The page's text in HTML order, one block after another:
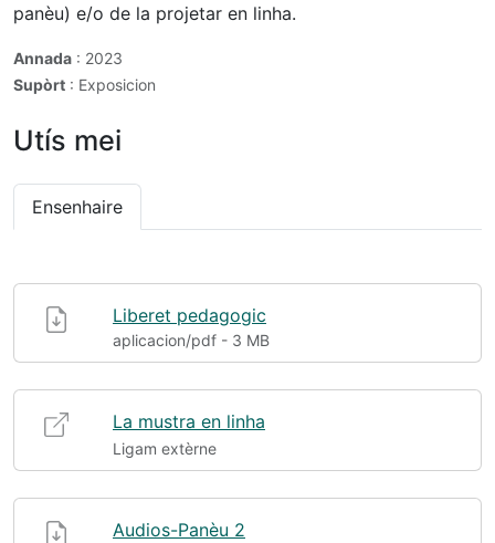
panèu) e/o de la projetar en linha.
Annada : 2023
Supòrt : Exposicion
Utís mei
Ensenhaire
Liberet pedagogic
aplicacion/pdf - 3 MB
La mustra en linha
Ligam extèrne
Audios-Panèu 2